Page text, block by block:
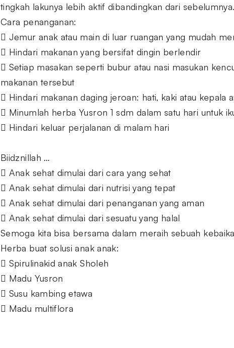
tingkah lakunya lebih aktif dibandingkan dari sebelumnya.
Cara penanganan:
 Jemur anak atau main di luar ruangan yang mudah
 Hindari makanan yang bersifat dingin berlendir
 Setiap masakan seperti bubur atau nasi masukan
makanan tersebut
 Hindari makanan daging jeroan: hati, kaki atau kepala
 Minumlah herba Yusron 1 sdm dalam satu hari untuk
 Hindari keluar perjalanan di malam hari
Biidznillah …
 Anak sehat dimulai dari cara yang sehat
 Anak sehat dimulai dari nutrisi yang tepat
 Anak sehat dimulai dari penanganan yang aman
 Anak sehat dimulai dari sesuatu yang halal
Semoga kita bisa bersama dalam meraih sebuah
Herba buat solusi anak anak:
 Spirulinakid anak Sholeh
 Madu Yusron
 Susu kambing etawa
 Madu multiflora